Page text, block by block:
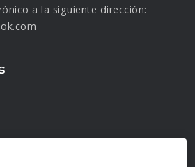
a la siguiente dirección: